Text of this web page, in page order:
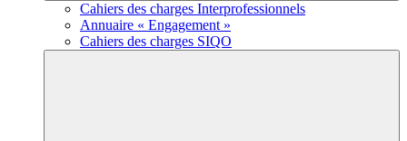
Cahiers des charges Interprofessionnels
Annuaire « Engagement »
Cahiers des charges SIQO